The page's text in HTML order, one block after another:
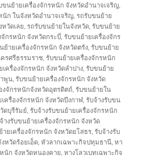
ขนย้ายเครื่องจักรหนัก จังหวัดอำนาจเจริญ,
นัก ในจังหวัดอำนาจเจริญ,รถรับขนย้าย
หวัดเลย,รถรับขนย้ายในจังหวัด,รับขนย้าย
กรหนัก จังหวัดกระบี่,รับขนย้ายเครื่องจักร
ย้ายเครื่องจักรหนัก จังหวัดตรัง,รับขนย้าย
รศรีธรรมราช,รับขนย้ายเครื่องจักรหนัก
ครื่องจักรหนัก จังหวัดลำปาง,รับขนย้าย
พูน,รับขนย้ายเครื่องจักรหนัก จังหวัด
งจักรหนักจังหวัดอุตรดิตถ์,รับขนย้ายใน
ครื่องจักรหนัก จังหวัดบึงกาฬ,รับจ้างรับขน
ดบุรีรัมย์,รับจ้างรับขนย้ายเครื่องจักรหนัก
างรับขนย้ายเครื่องจักรหนัก จังหวัด
ายเครื่องจักรหนัก จังหวัดยโสธร,รับจ้างรับ
หวัดร้อยเอ็ด,หัวลากเฉพาะกิจปทุมธานี,หา
นัก จังหวัดหนองคาย,หางโลวเบทเฉพาะกิจ